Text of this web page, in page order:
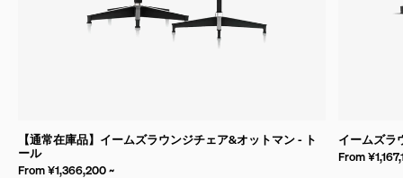
【通常在庫品】イームズラウンジチェア&オットマン - ト
ール
From ¥1,366,200 ~
イームズラ
From